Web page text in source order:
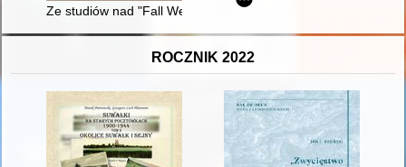
Ze studiów nad "Fall Weiss" : Grupa "Falkenhorst" w boju o
ROCZNIK 2022